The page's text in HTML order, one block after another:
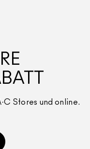
Stores und online.